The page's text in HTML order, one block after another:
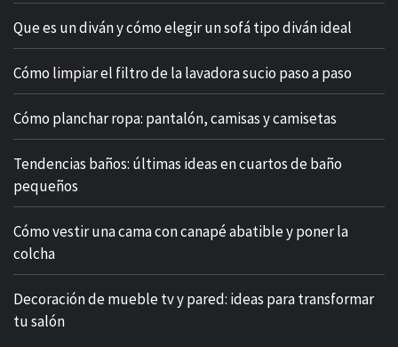
Que es un diván y cómo elegir un sofá tipo diván ideal
Cómo limpiar el filtro de la lavadora sucio paso a paso
Cómo planchar ropa: pantalón, camisas y camisetas
Tendencias baños: últimas ideas en cuartos de baño
pequeños
Cómo vestir una cama con canapé abatible y poner la
colcha
Decoración de mueble tv y pared: ideas para transformar
tu salón